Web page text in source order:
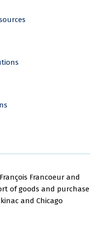
Francoeur and
of goods and purchase
and Chicago